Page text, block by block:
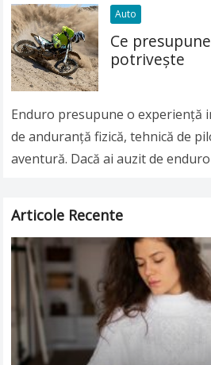
Auto
Ce
potrivește
Enduro presupune o experiență
de anduranță fizică, tehnică de
aventură. Dacă ai auzit de
Articole Recente